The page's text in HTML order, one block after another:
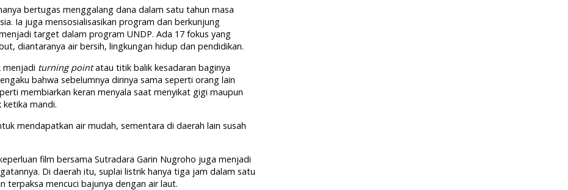
bertugas menggalang dana dalam satu tahun masa
Ia juga mensosialisasikan program dan berkunjung
target dalam program UNDP. Ada 17 fokus yang
diantaranya air bersih, lingkungan hidup dan pendidikan.
menjadi turning pointatau titik balik kesadaran baginya
bahwa sebelumnya dirinya sama seperti orang lain
membiarkan keran menyala saat menyikat gigi maupun
ketika mandi.
mendapatkan air mudah, sementara di daerah lain susah
film bersama Sutradara Garin Nugroho juga menjadi
Di daerah itu, suplai listrik hanya tiga jam dalam satu
terpaksa mencuci bajunya dengan air laut.